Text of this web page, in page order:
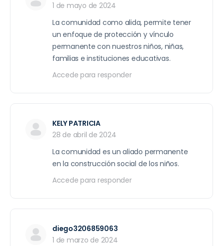
1 de mayo de 2024
La comunidad como alida, permite tener
un enfoque de protección y vínculo
permanente con nuestros niños, niñas,
familias e instituciones educativas.
Accede para responder
KELY PATRICIA
28 de abril de 2024
La comunidad es un aliado permanente
en la construcción social de los niños.
Accede para responder
diego3206859063
1 de marzo de 2024